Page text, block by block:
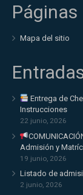
Páginas
Mapa del sitio
Entrega de
Instrucciones
22 junio, 2026
Admisión y
19 junio, 2026
Listado de
2 junio, 2026